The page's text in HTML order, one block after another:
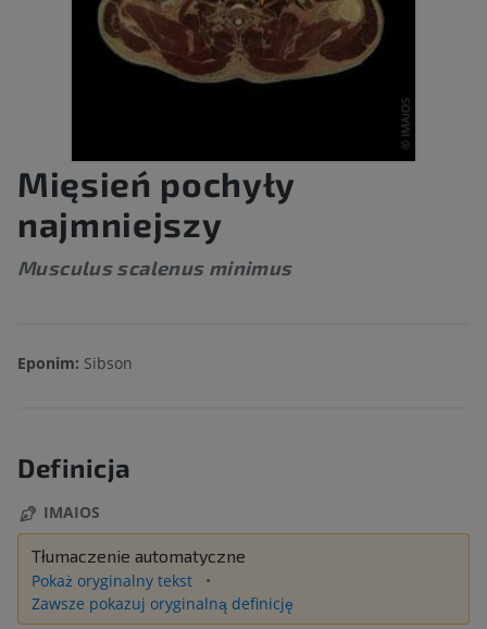
Mięsień pochyły
najmniejszy
Musculus scalenus minimus
Eponim: Sibson
Definicja
IMAIOS
Tłumaczenie automatyczne
Pokaż oryginalny tekst
Zawsze pokazuj oryginalną definicję